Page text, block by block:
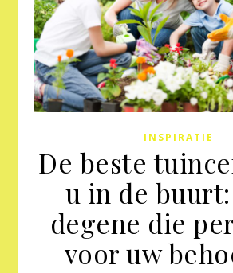
INSPIRATIE
De beste
u in de
degene die
voor uw